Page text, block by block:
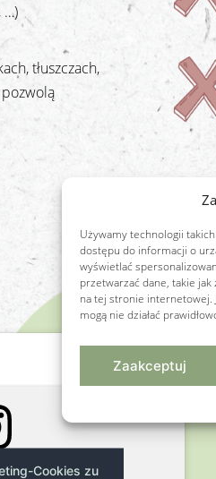
Używamy technologii
dostępu do informacji o
wyświetlać
przetwarzać dane, takie
na tej stronie internetowej.
mogą nie działać
Zaakceptuj
…)
tłuszczach,
Cookies zu